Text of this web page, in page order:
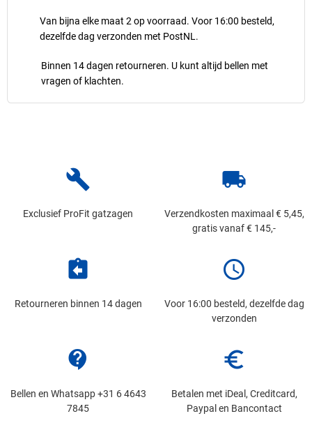
Van bijna elke maat 2 op voorraad. Voor 16:00 besteld,
dezelfde dag verzonden met PostNL.
Binnen 14 dagen retourneren. U kunt altijd bellen met
vragen of klachten.
build
Exclusief ProFit gatzagen
local_shipping
Verzendkosten maximaal € 5,45,
gratis vanaf € 145,-
assignment_return
Retourneren binnen 14 dagen
schedule
Voor 16:00 besteld, dezelfde dag
verzonden
contact_support
Bellen en Whatsapp +31 6 4643
7845
euro_symbol
Betalen met iDeal, Creditcard,
Paypal en Bancontact